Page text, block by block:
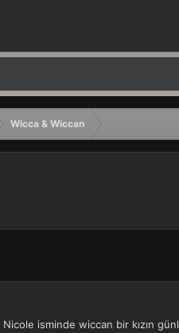
Wicca & Wiccan
isminde wiccan bir kızın